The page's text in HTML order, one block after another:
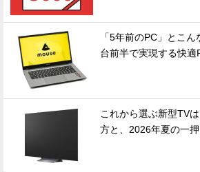
「5年前のPC」とこ
台前半で実現する快適
これから選ぶ新型TV
方と、2026年夏の一